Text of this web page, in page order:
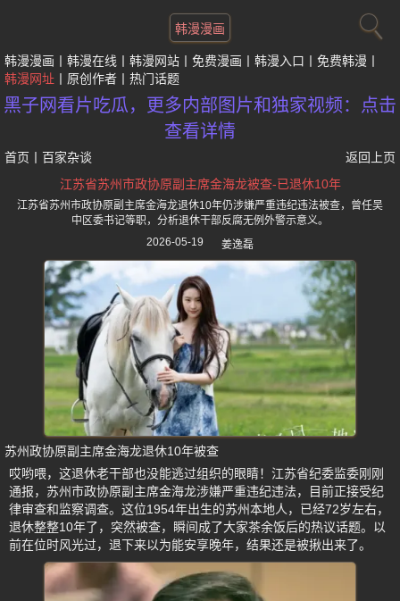
韩漫漫画
韩漫漫画 韩漫在线 韩漫网站 免费漫画 韩漫入口
免费韩漫
韩漫网址
原创作者 热门话题
黑子网看片吃瓜，更多内部图片和独家视频：点击
查看详情
首页 百家杂谈
返回上页
江苏省苏州市政协原副主席金海龙被查-已退休10年
江苏省苏州市政协原副主席金海龙退休10年仍涉嫌严重违纪违法被查，曾任吴
中区委书记等职，分析退休干部反腐无例外警示意义。
2026-05-19
姜逸磊
苏州政协原副主席金海龙退休10年被查
哎哟喂，这退休老干部也没能逃过组织的眼睛！江苏省纪委监委刚刚
通报，苏州市政协原副主席金海龙涉嫌严重违纪违法，目前正接受纪
律审查和监察调查。这位1954年出生的苏州本地人，已经72岁左右，
退休整整10年了，突然被查，瞬间成了大家茶余饭后的热议话题。以
前在位时风光过，退下来以为能安享晚年，结果还是被揪出来了。